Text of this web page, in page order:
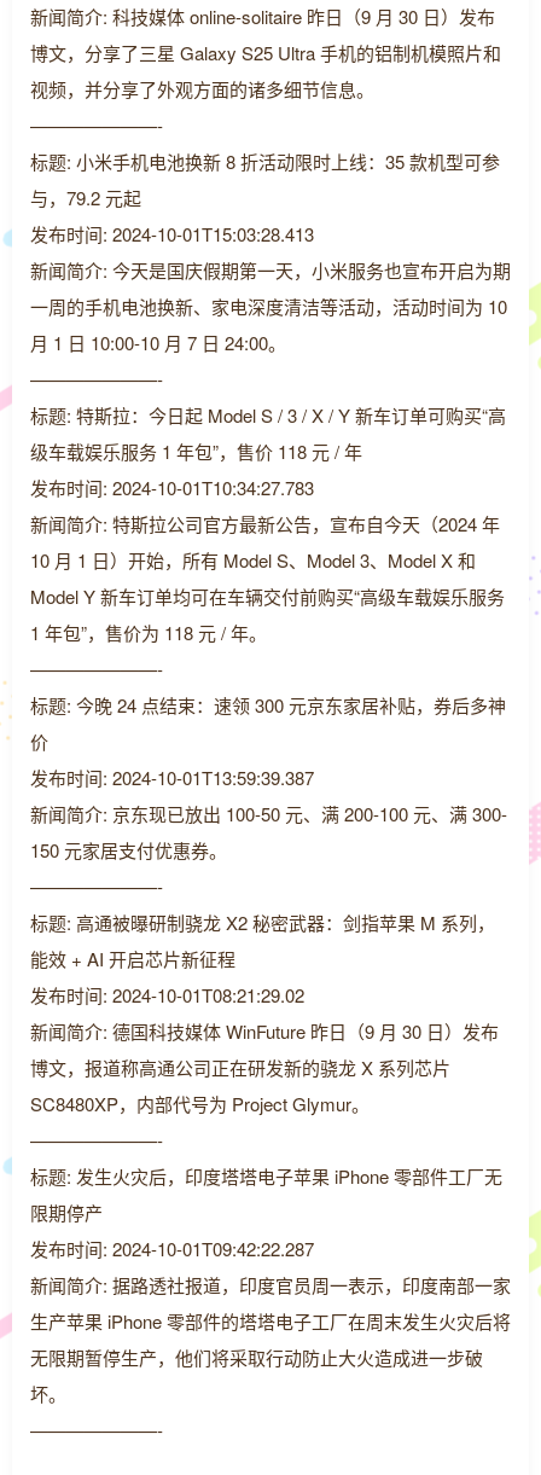
新闻简介: 科技媒体 online-solitaire 昨日（9 月 30 日）发布
博文，分享了三星 Galaxy S25 Ultra 手机的铝制机模照片和
视频，并分享了外观方面的诸多细节信息。
———————-
标题: 小米手机电池换新 8 折活动限时上线：35 款机型可参
与，79.2 元起
发布时间: 2024-10-01T15:03:28.413
新闻简介: 今天是国庆假期第一天，小米服务也宣布开启为期
一周的手机电池换新、家电深度清洁等活动，活动时间为 10
月 1 日 10:00-10 月 7 日 24:00。
———————-
标题: 特斯拉：今日起 Model S / 3 / X / Y 新车订单可购买“高
级车载娱乐服务 1 年包”，售价 118 元 / 年
发布时间: 2024-10-01T10:34:27.783
新闻简介: 特斯拉公司官方最新公告，宣布自今天（2024 年
10 月 1 日）开始，所有 Model S、Model 3、Model X 和
Model Y 新车订单均可在车辆交付前购买“高级车载娱乐服务
1 年包”，售价为 118 元 / 年。
———————-
标题: 今晚 24 点结束：速领 300 元京东家居补贴，券后多神
价
发布时间: 2024-10-01T13:59:39.387
新闻简介: 京东现已放出 100-50 元、满 200-100 元、满 300-
150 元家居支付优惠券。
———————-
标题: 高通被曝研制骁龙 X2 秘密武器：剑指苹果 M 系列，
能效 + AI 开启芯片新征程
发布时间: 2024-10-01T08:21:29.02
新闻简介: 德国科技媒体 WinFuture 昨日（9 月 30 日）发布
博文，报道称高通公司正在研发新的骁龙 X 系列芯片
SC8480XP，内部代号为 Project Glymur。
———————-
标题: 发生火灾后，印度塔塔电子苹果 iPhone 零部件工厂无
限期停产
发布时间: 2024-10-01T09:42:22.287
新闻简介: 据路透社报道，印度官员周一表示，印度南部一家
生产苹果 iPhone 零部件的塔塔电子工厂在周末发生火灾后将
无限期暂停生产，他们将采取行动防止大火造成进一步破
坏。
———————-